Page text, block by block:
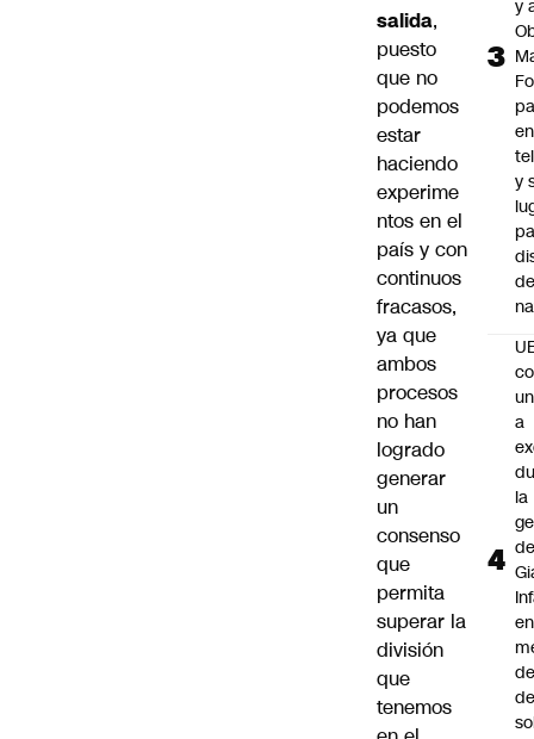
salida,
puesto
que no
podemos
estar
haciendo
experime
ntos en el
país y con
continuos
fracasos,
ya que
ambos
procesos
no han
logrado
generar
un
consenso
que
permita
superar la
división
que
tenemos
y
en
y
a
la
de
en
de